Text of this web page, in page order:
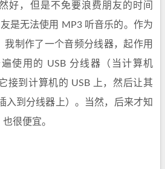
好，但是不免要浪费朋友的时间
是无法使用 MP3 听音乐的。作为
我制作了一个音频分线器，起作用
使用的 USB 分线器（当计算机
接到计算机的 USB 上，然后让其
入到分线器上）。当然，后来才知
很便宜。